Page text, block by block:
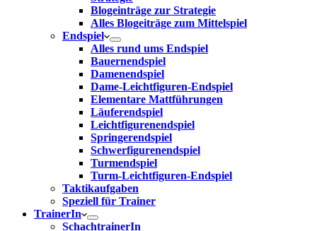
Blogeinträge zur Strategie
Alles Blogeiträge zum Mittelspiel
Endspiel
Alles rund ums Endspiel
Bauernendspiel
Damenendspiel
Dame-Leichtfiguren-Endspiel
Elementare Mattführungen
Läuferendspiel
Leichtfigurenendspiel
Springerendspiel
Schwerfigurenendspiel
Turmendspiel
Turm-Leichtfiguren-Endspiel
Taktikaufgaben
Speziell für Trainer
TrainerIn
SchachtrainerIn